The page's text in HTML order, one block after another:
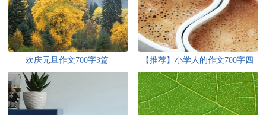
欢庆元旦作文700字3篇
【推荐】小学人的作文700字四
篇